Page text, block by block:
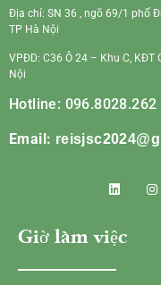
Địa chỉ: SN 36 , ngõ 69/1 phố
TP Hà Nội
VPĐD: C36 Ô 24 – Khu C, KĐT
Nội
Hotline: 096.8028.262
Email:
Giờ làm việc